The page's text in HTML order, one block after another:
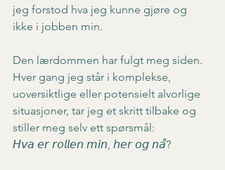
jeg forstod hva jeg kunne gjøre og
ikke i jobben min.
Den lærdommen har fulgt meg siden.
Hver gang jeg står i komplekse,
uoversiktlige eller potensielt alvorlige
situasjoner, tar jeg et skritt tilbake og
stiller meg selv ett spørsmål:
𝘏𝘷𝘢 𝘦𝘳 𝘳𝘰𝘭𝘭𝘦𝘯 𝘮𝘪𝘯, 𝘩𝘦𝘳 𝘰𝘨 𝘯𝘢̊?